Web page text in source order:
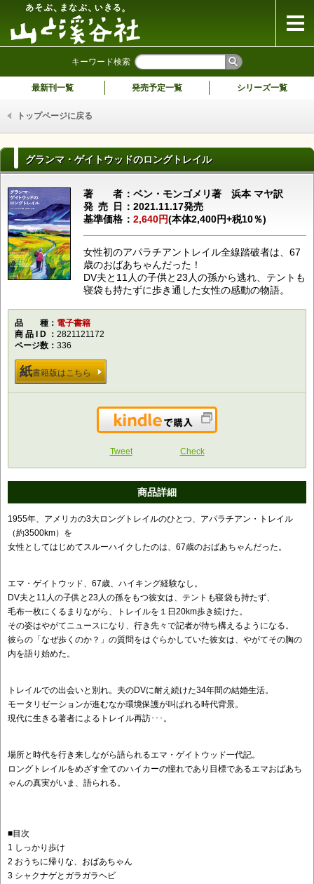
キーワード検索
最新刊一覧 発売予定一覧 シリーズ一覧
トップページに戻る
グランマ・ゲイトウッドのロングトレイル
著者ベン・モンゴメリ著 浜本 マヤ訳
発売日 2021.11.17発売
基準価格
2,640円(本体2,400円+税10％)
女性初のアパラチアントレイル全線踏破者は、67
歳のおばあちゃんだった！
DV夫と11人の子供と23人の孫から逃れ、テントも
寝袋も持たずに歩き通した女性の感動の物語。
品種電子書籍
商品ID
2821121172
ページ数
336
紙書籍版はこちら
Kindleで購入
Tweet Check
商品詳細
1955年、アメリカの3大ロングトレイルのひとつ、アパラチアン・トレイル
（約3500km）を
女性としてはじめてスルーハイクしたのは、67歳のおばあちゃんだった。
エマ・ゲイトウッド、67歳、ハイキング経験なし。
DV夫と11人の子供と23人の孫をもつ彼女は、テントも寝袋も持たず、
毛布一枚にくるまりながら、トレイルを１日20km歩き続けた。
その姿はやがてニュースになり、行き先々で記者が待ち構えるようになる。
彼らの「なぜ歩くのか？」の質問をはぐらかしていた彼女は、やがてその胸の
内を語り始めた。
トレイルでの出会いと別れ。夫のDVに耐え続けた34年間の結婚生活。
モータリゼーションが進むなか環境保護が叫ばれる時代背景。
現代に生きる著者によるトレイル再訪･･･。
場所と時代を行き来しながら語られるエマ・ゲイトウッド一代記。
ロングトレイルをめざす全てのハイカーの憧れであり目標であるエマおばあち
ゃんの真実がいま、語られる。
■目次
1 しっかり歩け
2 おうちに帰りな、おばあちゃん
3 シャクナゲとガラガラヘビ